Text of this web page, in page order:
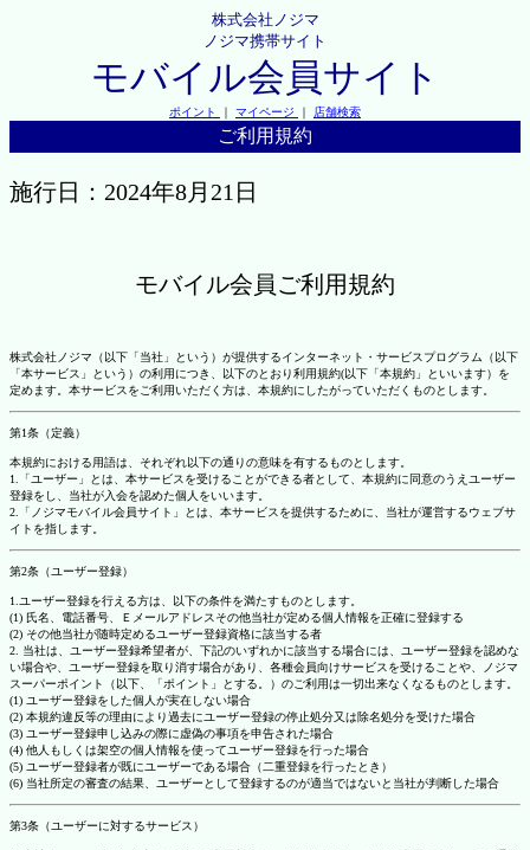
株式会社ノジマ
ノジマ携帯サイト
モバイル会員サイト
ポイント ｜ マイページ ｜ 店舗検索
ご利用規約
施行日：2024年8月21日
モバイル会員ご利用規約
株式会社ノジマ（以下「当社」という）が提供するインターネット・サービスプログラム（以下
「本サービス」という）の利用につき、以下のとおり利用規約(以下「本規約」といいます）を
定めます。本サービスをご利用いただく方は、本規約にしたがっていただくものとします。
第1条（定義）
本規約における用語は、それぞれ以下の通りの意味を有するものとします。
1.「ユーザー」とは、本サービスを受けることができる者として、本規約に同意のうえユーザー
登録をし、当社が入会を認めた個人をいいます。
2.「ノジマモバイル会員サイト」とは、本サービスを提供するために、当社が運営するウェブサ
イトを指します。
第2条（ユーザー登録）
1.ユーザー登録を行える方は、以下の条件を満たすものとします。
(1) 氏名、電話番号、Ｅメールアドレスその他当社が定める個人情報を正確に登録する
(2) その他当社が随時定めるユーザー登録資格に該当する者
2. 当社は、ユーザー登録希望者が、下記のいずれかに該当する場合には、ユーザー登録を認めな
い場合や、ユーザー登録を取り消す場合があり、各種会員向けサービスを受けることや、ノジマ
スーパーポイント（以下、「ポイント」とする。）のご利用は一切出来なくなるものとします。
(1) ユーザー登録をした個人が実在しない場合
(2) 本規約違反等の理由により過去にユーザー登録の停止処分又は除名処分を受けた場合
(3) ユーザー登録申し込みの際に虚偽の事項を申告された場合
(4) 他人もしくは架空の個人情報を使ってユーザー登録を行った場合
(5) ユーザー登録者が既にユーザーである場合（二重登録を行ったとき）
(6) 当社所定の審査の結果、ユーザーとして登録するのが適当ではないと当社が判断した場合
第3条（ユーザーに対するサービス）